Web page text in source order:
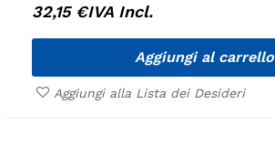
32,15 €IVA Incl.
Aggiungi al carrello
Aggiungi alla Lista dei Desideri